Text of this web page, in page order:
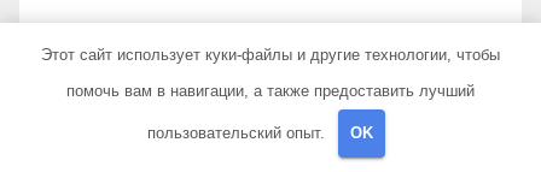
Этот сайт использует куки-файлы и другие технологии, чтобы
помочь вам в навигации, а также предоставить лучший
пользовательский опыт. OK